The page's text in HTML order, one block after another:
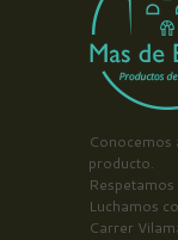
Conocemos
producto.
Luchamos
Carrer